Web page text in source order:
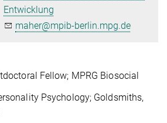
Entwicklung
maher@mpib-berlin.mpg.de
Fellow; MPRG Biosocial
Psychology; Goldsmiths,